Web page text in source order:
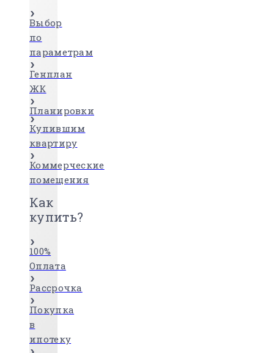
Выбор
по
параметрам
Генплан
ЖК
Планировки
Купившим
квартиру
Коммерческие
помещения
Как
купить?
100%
Оплата
Рассрочка
Покупка
в
ипотеку